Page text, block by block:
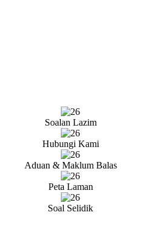
Soalan Lazim
Hubungi Kami
Aduan & Maklum Balas
Peta Laman
Soal Selidik